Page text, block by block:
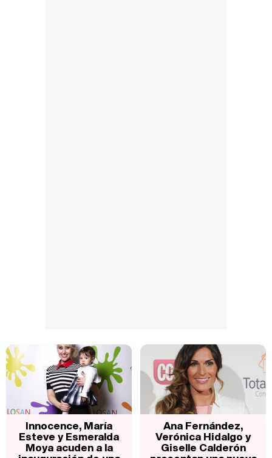
Innocence, María
Esteve y Esmeralda
Moya acuden a la
Ana Fernández,
Verónica Hidalgo y
Giselle Calderón